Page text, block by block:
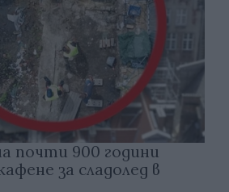
почти 900 години
за сладолед в